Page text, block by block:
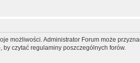
możliwości. Administrator Forum może
czytać regulaminy poszczególnych forów.